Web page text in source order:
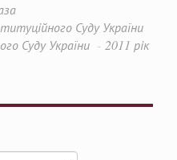
Суду України
Суду України
2011 рік